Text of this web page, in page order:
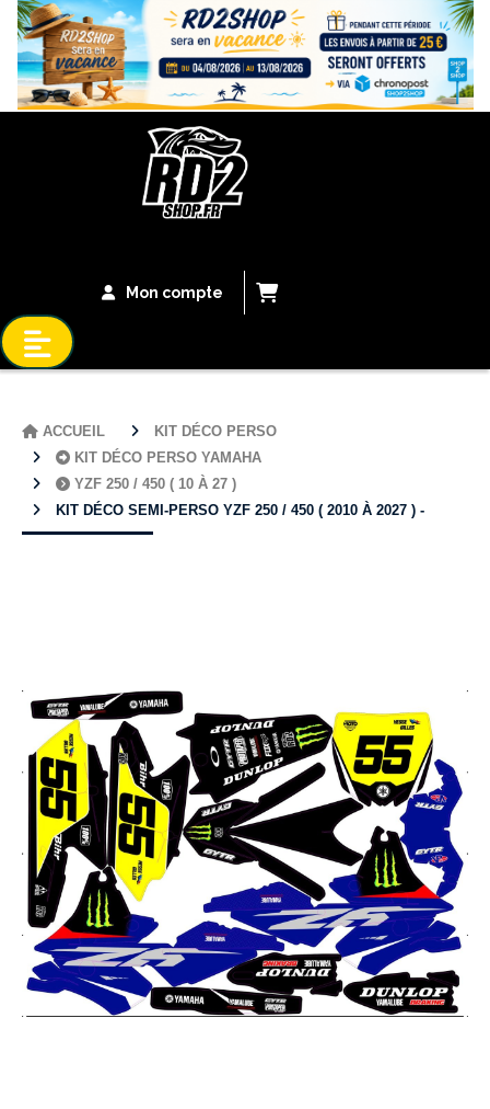
Bandeau Vacances
Mon compte
ACCUEIL
KIT DÉCO PERSO
KIT DÉCO PERSO YAMAHA
YZF 250 / 450 ( 10 À 27 )
KIT DÉCO SEMI-PERSO YZF 250 / 450 ( 2010 À 2027 ) -